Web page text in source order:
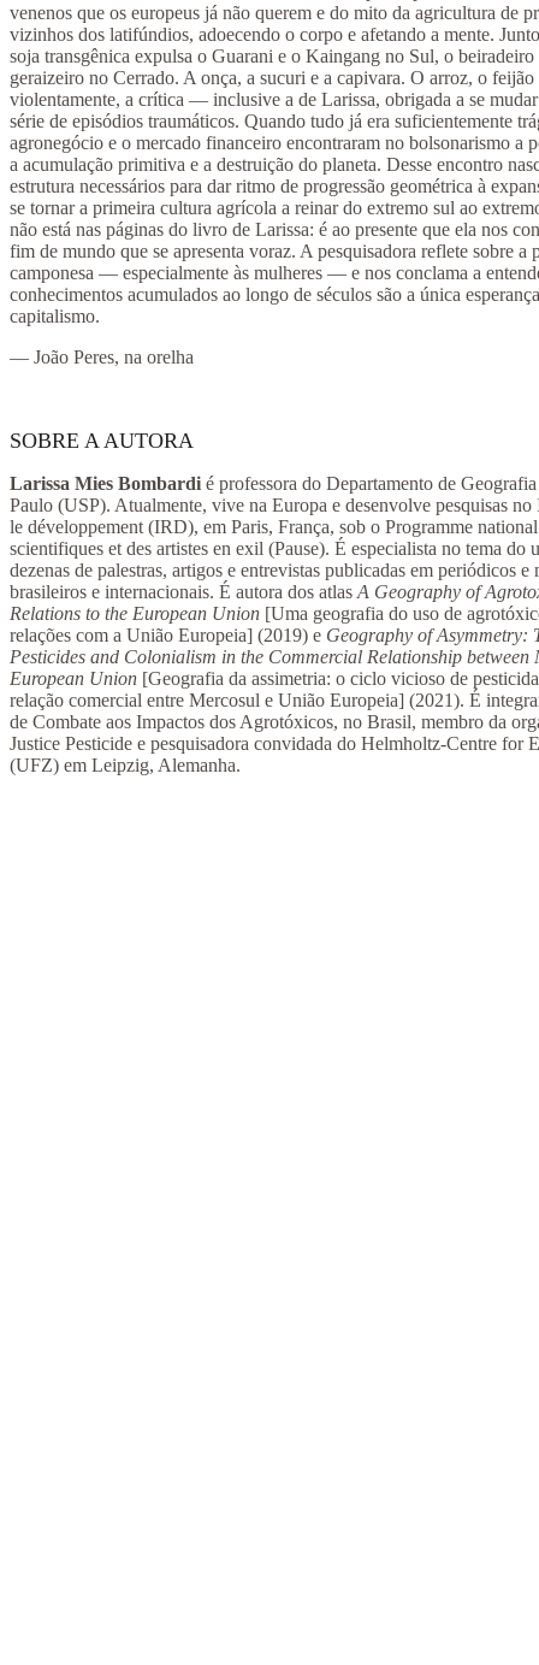
venenos que os europeus já não querem e do mito da agricultura de
vizinhos dos latifúndios, adoecendo o corpo e afetando a mente.
soja transgênica expulsa o Guarani e o Kaingang no Sul, o
geraizeiro no Cerrado. A onça, a sucuri e a capivara. O arroz, o
violentamente, a crítica — inclusive a de Larissa, obrigada a se
série de episódios traumáticos. Quando tudo já era suficientemente
agronegócio e o mercado financeiro encontraram no bolsonarismo a
a acumulação primitiva e a destruição do planeta. Desse encontro
estrutura necessários para dar ritmo de progressão geométrica à
se tornar a primeira cultura agrícola a reinar do extremo sul ao
não está nas páginas do livro de Larissa: é ao presente que ela nos
fim de mundo que se apresenta voraz. A pesquisadora reflete sobre a
camponesa — especialmente às mulheres — e nos conclama a
conhecimentos acumulados ao longo de séculos são a única
capitalismo.
— João Peres, na orelha
SOBRE A AUTORA
Larissa Mies Bombardi é professora do Departamento de
Paulo (USP). Atualmente, vive na Europa e desenvolve pesquisas
le développement (IRD), em Paris, França, sob o Programme
scientifiques et des artistes en exil (Pause). É especialista no tema do
dezenas de palestras, artigos e entrevistas publicadas em periódicos e
brasileiros e internacionais. É autora dos atlas A Geography of
Relations to the European Union [Uma geografia do uso de
relações com a União Europeia] (2019) e Geography of Asymmetry:
Pesticides and Colonialism in the Commercial Relationship between
European Union [Geografia da assimetria: o ciclo vicioso de
relação comercial entre Mercosul e União Europeia] (2021). É
de Combate aos Impactos dos Agrotóxicos, no Brasil, membro da
Justice Pesticide e pesquisadora convidada do Helmholtz-Centre for
(UFZ) em Leipzig, Alemanha.